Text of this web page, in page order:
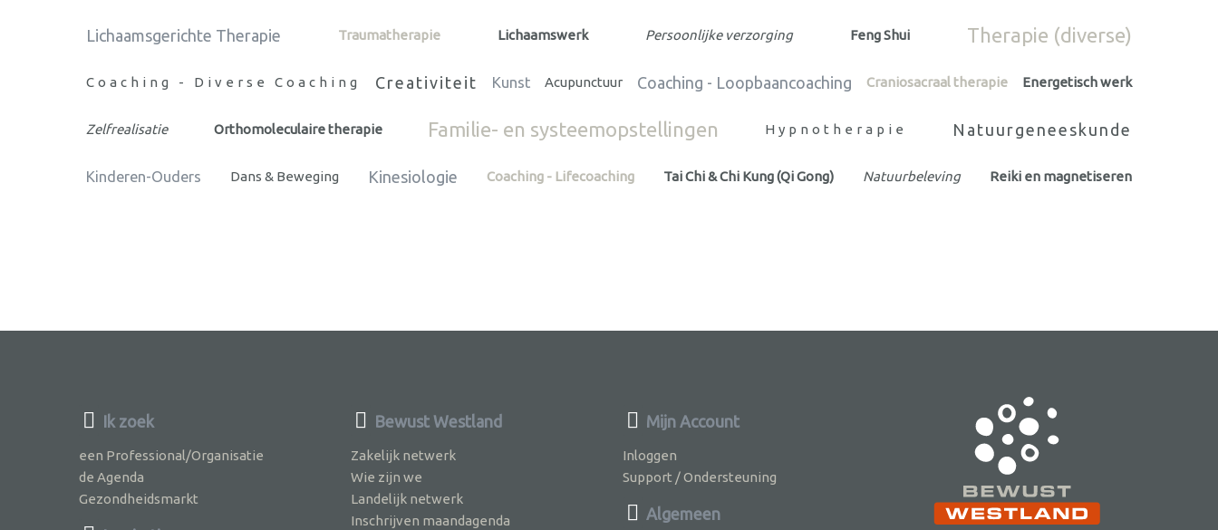
Lichaamsgerichte Therapie Traumatherapie Lichaamswerk Persoonlijke verzorging Feng Shui Therapie (diverse)
Coaching - Diverse Coaching Creativiteit Kunst Acupunctuur Coaching - Loopbaancoaching Craniosacraal therapie Energetisch werk
Zelfrealisatie Orthomoleculaire therapie Familie- en systeemopstellingen Hypnotherapie Natuurgeneeskunde
Kinderen-Ouders Dans & Beweging Kinesiologie Coaching - Lifecoaching Tai Chi & Chi Kung (Qi Gong) Natuurbeleving Reiki en magnetiseren
Ik zoek
een Professional/Organisatie
de Agenda
Gezondheidsmarkt
Bewust Westland
Zakelijk netwerk
Wie zijn we
Landelijk netwerk
Inschrijven maandagenda
Mijn Account
Inloggen
Support / Ondersteuning
Algemeen